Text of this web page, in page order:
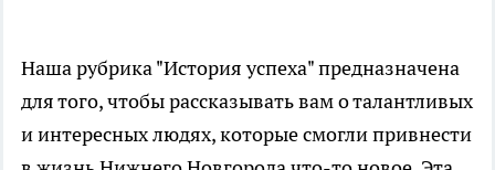
Наша рубрика "История успеха" предназначена
для того, чтобы рассказывать вам о талантливых
и интересных людях, которые смогли привнести